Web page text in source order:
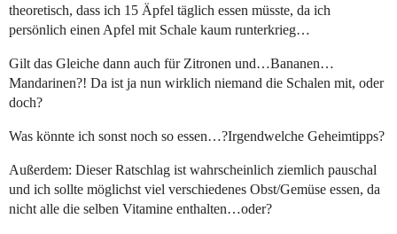
theoretisch, dass ich 15 Äpfel täglich essen müsste, da ich
persönlich einen Apfel mit Schale kaum runterkrieg…
Gilt das Gleiche dann auch für Zitronen und…Bananen…
Mandarinen?! Da ist ja nun wirklich niemand die Schalen mit, oder
doch?
Was könnte ich sonst noch so essen…?Irgendwelche Geheimtipps?
Außerdem: Dieser Ratschlag ist wahrscheinlich ziemlich pauschal
und ich sollte möglichst viel verschiedenes Obst/Gemüse essen, da
nicht alle die selben Vitamine enthalten…oder?